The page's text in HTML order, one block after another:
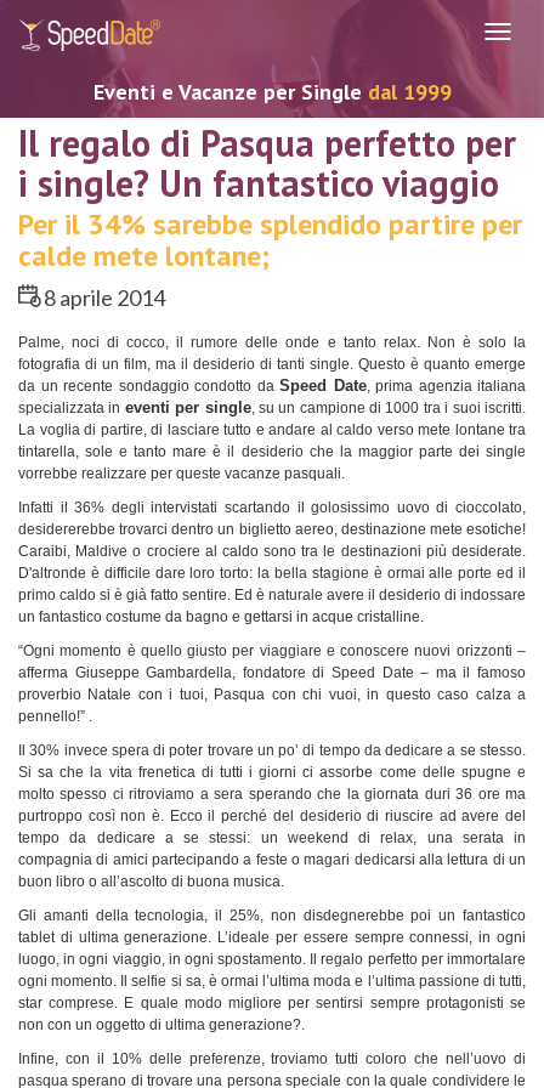
Eventi e Vacanze per Single dal 1999
Il regalo di Pasqua perfetto per
i single? Un fantastico viaggio
Per il 34% sarebbe splendido partire per
calde mete lontane;
8 aprile 2014
Palme, noci di cocco, il rumore delle onde e tanto relax. Non è solo la
fotografia di un film, ma il desiderio di tanti single. Questo è quanto emerge
da un recente sondaggio condotto da Speed Date, prima agenzia italiana
specializzata in eventi per single, su un campione di 1000 tra i suoi iscritti.
La voglia di partire, di lasciare tutto e andare al caldo verso mete lontane tra
tintarella, sole e tanto mare è il desiderio che la maggior parte dei single
vorrebbe realizzare per queste vacanze pasquali.
Infatti il 36% degli intervistati scartando il golosissimo uovo di cioccolato,
desidererebbe trovarci dentro un biglietto aereo, destinazione mete esotiche!
Caraibi, Maldive o crociere al caldo sono tra le destinazioni più desiderate.
D'altronde è difficile dare loro torto: la bella stagione è ormai alle porte ed il
primo caldo si è già fatto sentire. Ed è naturale avere il desiderio di indossare
un fantastico costume da bagno e gettarsi in acque cristalline.
“Ogni momento è quello giusto per viaggiare e conoscere nuovi orizzonti –
afferma Giuseppe Gambardella, fondatore di Speed Date – ma il famoso
proverbio Natale con i tuoi, Pasqua con chi vuoi, in questo caso calza a
pennello!” .
Il 30% invece spera di poter trovare un po’ di tempo da dedicare a se stesso.
Si sa che la vita frenetica di tutti i giorni ci assorbe come delle spugne e
molto spesso ci ritroviamo a sera sperando che la giornata duri 36 ore ma
purtroppo così non è. Ecco il perché del desiderio di riuscire ad avere del
tempo da dedicare a se stessi: un weekend di relax, una serata in
compagnia di amici partecipando a feste o magari dedicarsi alla lettura di un
buon libro o all’ascolto di buona musica.
Gli amanti della tecnologia, il 25%, non disdegnerebbe poi un fantastico
tablet di ultima generazione. L’ideale per essere sempre connessi, in ogni
luogo, in ogni viaggio, in ogni spostamento. Il regalo perfetto per immortalare
ogni momento. Il selfie si sa, è ormai l’ultima moda e l’ultima passione di tutti,
star comprese. E quale modo migliore per sentirsi sempre protagonisti se
non con un oggetto di ultima generazione?.
Infine, con il 10% delle preferenze, troviamo tutti coloro che nell’uovo di
pasqua sperano di trovare una persona speciale con la quale condividere le